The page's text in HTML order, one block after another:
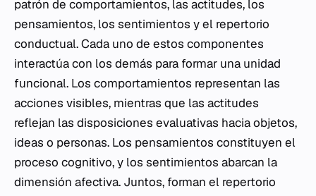
patrón de comportamientos, las actitudes, los
pensamientos, los sentimientos y el repertorio
conductual. Cada uno de estos componentes
interactúa con los demás para formar una unidad
funcional. Los comportamientos representan las
acciones visibles, mientras que las actitudes
reflejan las disposiciones evaluativas hacia objetos,
ideas o personas. Los pensamientos constituyen el
proceso cognitivo, y los sentimientos abarcan la
dimensión afectiva. Juntos, forman el repertorio